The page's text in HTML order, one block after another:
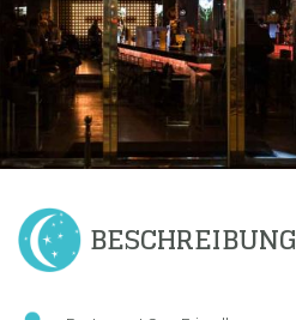
BESCHREIBUNG